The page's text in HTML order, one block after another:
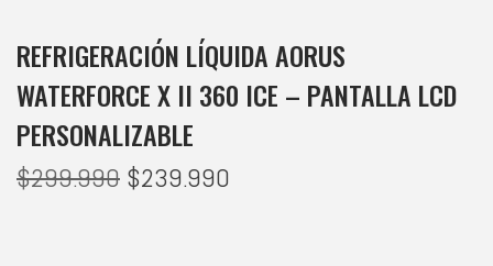
REFRIGERACIÓN LÍQUIDA AORUS
WATERFORCE X II 360 ICE – PANTALLA LCD
PERSONALIZABLE
$299.990 $239.990